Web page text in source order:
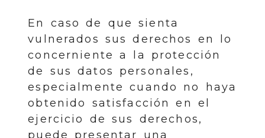
En caso de que sienta
vulnerados sus derechos en lo
concerniente a la protección
de sus datos personales,
especialmente cuando no haya
obtenido satisfacción en el
ejercicio de sus derechos,
puede presentar una